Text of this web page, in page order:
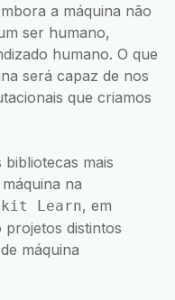
a máquina não
ser humano,
humano. O que
será capaz de nos
que criamos
mais
na
Learn, em
distintos
máquina